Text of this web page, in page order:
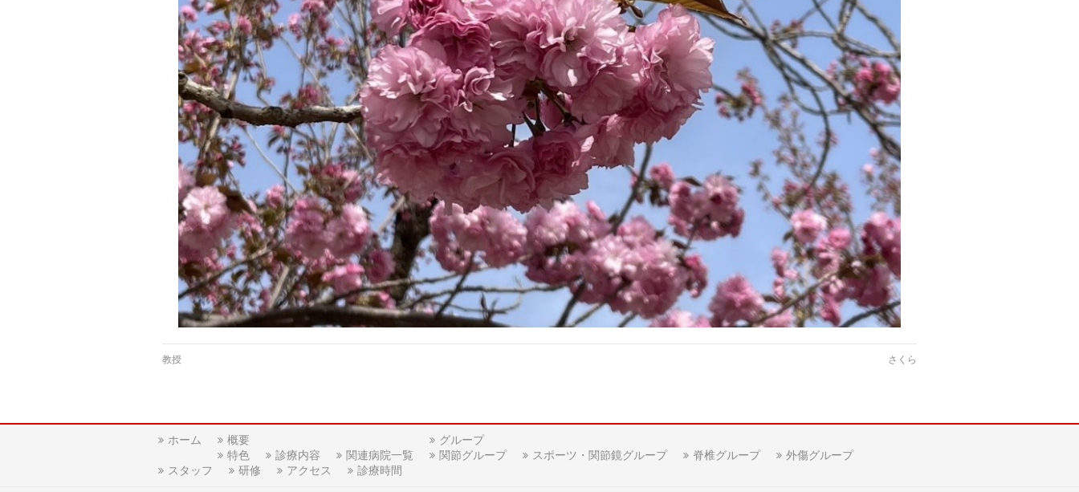
教授 さくら
ホーム
概要
特色
診療内容 関連病院一覧
グループ
関節グループ
スポーツ・関節鏡グループ 脊椎グループ
外傷グループ
スタッフ
研修 アクセス 診療時間